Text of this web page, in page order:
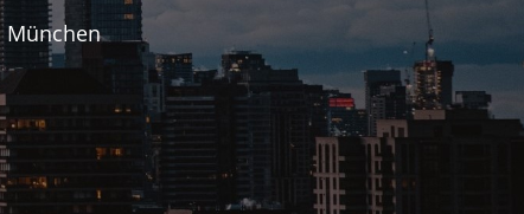
München